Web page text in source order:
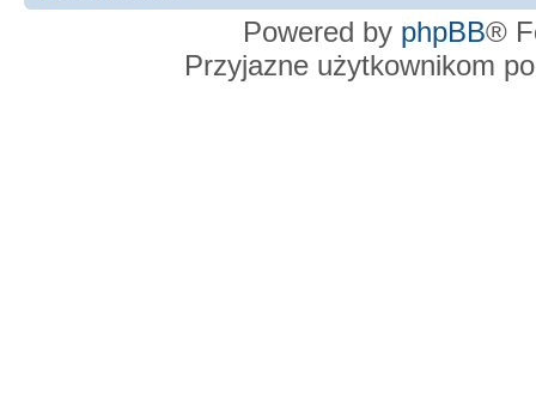
Powered by phpBB®
Przyjazne użytkownikom